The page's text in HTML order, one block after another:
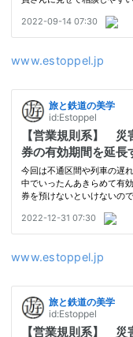
www.estoppel.jp
www.estoppel.jp